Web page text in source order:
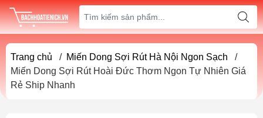
Trang chủ / Miến Dong Sợi Rút Hà Nội Ngon Sạch
/
Miến Dong Sợi Rút Hoài Đức Thơm Ngon Tự Nhiên Giá
Rẻ Ship Nhanh